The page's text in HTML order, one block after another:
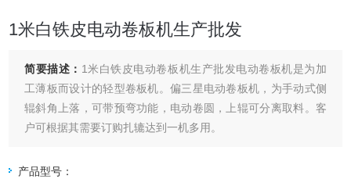
1米白铁皮电动卷板机生产批发
简要描述： 1米白铁皮电动卷板机生产批发电动卷板机是为加
工薄板而设计的轻型卷板机。偏三星电动卷板机，为手动式侧
辊斜角上落，可带预弯功能，电动卷圆，上辊可分离取料。客
户可根据其需要订购扎辘达到一机多用。
产品型号：